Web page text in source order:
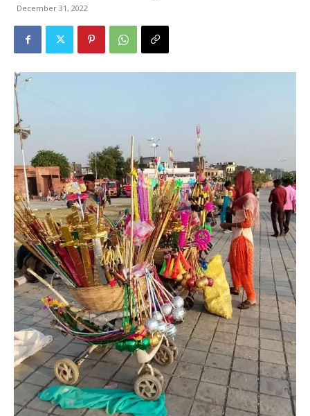
December 31, 2022